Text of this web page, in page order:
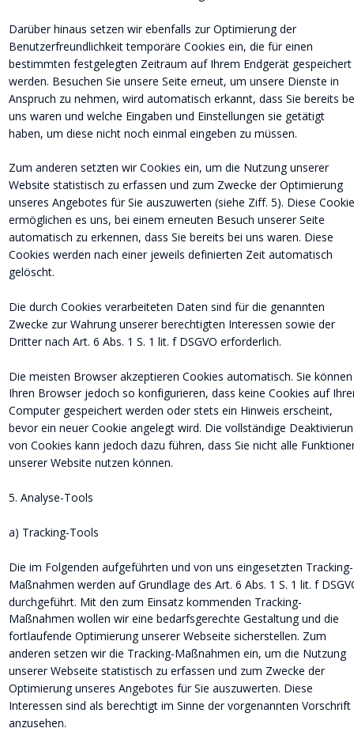
Darüber hinaus setzen wir ebenfalls zur Optimierung der
Benutzerfreundlichkeit temporäre Cookies ein, die für einen
bestimmten festgelegten Zeitraum auf Ihrem Endgerät gespeichert
werden. Besuchen Sie unsere Seite erneut, um unsere Dienste in
Anspruch zu nehmen, wird automatisch erkannt, dass Sie bereits
uns waren und welche Eingaben und Einstellungen sie getätigt
haben, um diese nicht noch einmal eingeben zu müssen.
Zum anderen setzten wir Cookies ein, um die Nutzung unserer
Website statistisch zu erfassen und zum Zwecke der Optimierung
unseres Angebotes für Sie auszuwerten (siehe Ziff. 5). Diese
ermöglichen es uns, bei einem erneuten Besuch unserer Seite
automatisch zu erkennen, dass Sie bereits bei uns waren. Diese
Cookies werden nach einer jeweils definierten Zeit automatisch
gelöscht.
Die durch Cookies verarbeiteten Daten sind für die genannten
Zwecke zur Wahrung unserer berechtigten Interessen sowie der
Dritter nach Art. 6 Abs. 1 S. 1 lit. f DSGVO erforderlich.
Die meisten Browser akzeptieren Cookies automatisch. Sie
Ihren Browser jedoch so konfigurieren, dass keine Cookies auf
Computer gespeichert werden oder stets ein Hinweis erscheint,
bevor ein neuer Cookie angelegt wird. Die vollständige
von Cookies kann jedoch dazu führen, dass Sie nicht alle
unserer Website nutzen können.
5. Analyse-Tools
a) Tracking-Tools
Die im Folgenden aufgeführten und von uns eingesetzten Tracking-
Maßnahmen werden auf Grundlage des Art. 6 Abs. 1 S. 1 lit. f
durchgeführt. Mit den zum Einsatz kommenden Tracking-
Maßnahmen wollen wir eine bedarfsgerechte Gestaltung und die
fortlaufende Optimierung unserer Webseite sicherstellen. Zum
anderen setzen wir die Tracking-Maßnahmen ein, um die Nutzung
unserer Webseite statistisch zu erfassen und zum Zwecke der
Optimierung unseres Angebotes für Sie auszuwerten. Diese
Interessen sind als berechtigt im Sinne der vorgenannten Vorschrift
anzusehen.